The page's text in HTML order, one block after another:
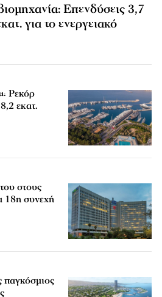
Επενδύσεις 3,7
για το ενεργειακό
Ρεκόρ
εκατ.
στους
18η συνεχή